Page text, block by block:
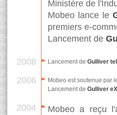
Ministère de
Mobeo lance le
premiers e-
Lancement de
2008 Lancement de Gulliver
2006 Mobeo est soutenue par
Lancement de Gulliver
2004 Mobeo a reçu